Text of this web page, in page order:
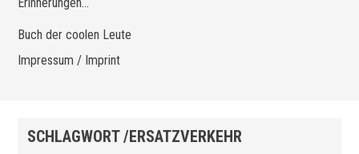
Buch der coolen Leute
Impressum / Imprint
SCHLAGWORT /ERSATZVERKEHR